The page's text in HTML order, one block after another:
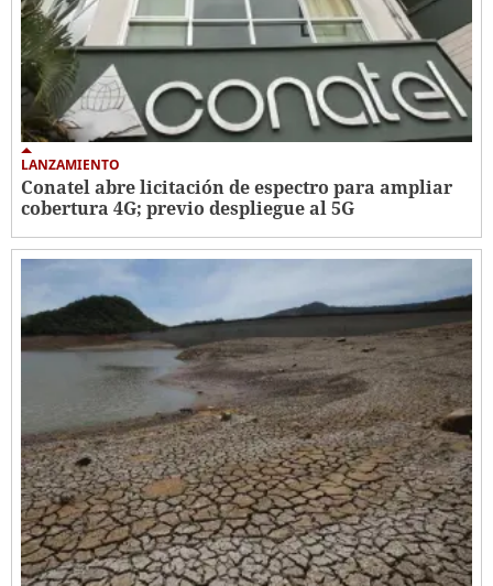
LANZAMIENTO
Conatel abre licitación de espectro para ampliar
cobertura 4G; previo despliegue al 5G